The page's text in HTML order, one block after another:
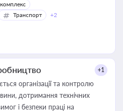
Транспорт +2
+1
організації та контролю
дотримання технічних
і безпеки праці на